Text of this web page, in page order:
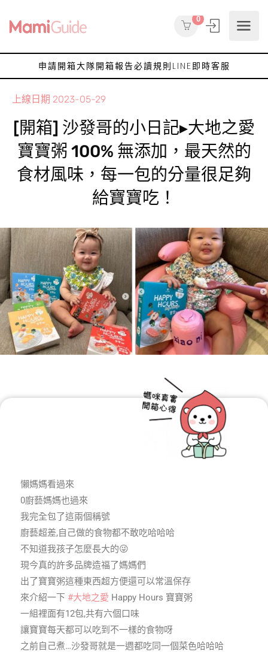
0
申請開箱大隊開箱報告必讀規則 LINE即時客服
上線日期 2023-05-29
[開箱] 沙發哥的小日記▸大地之愛
寶寶粥 100% 無添加，最天然的
食材風味，每一包的分量很足夠
給寶寶吃！
懶媽媽看過來
0廚藝媽媽也過來
我完全包了這兩個稱號
廚藝超差,自己做的食物都不敢吃哈哈哈
不知道我孩子怎麼長大的😜
現今真的許多品牌造福了媽媽們
出了寶寶粥這種東西超方便還可以常溫保存
來介紹一下 #大地之愛 Happy Hours 寶寶粥
一組裡面有12包,共有六個口味
讓寶寶每天都可以吃到不一樣的食物呀
之前自己煮…沙發哥就是一週都吃同一個菜色哈哈哈